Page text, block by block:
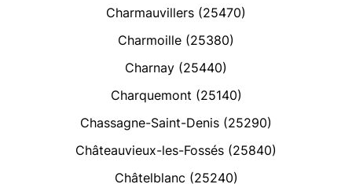
Charmauvillers (25470)
Charmoille (25380)
Charnay (25440)
Charquemont (25140)
Chassagne-Saint-Denis (25290)
Châteauvieux-les-Fossés (25840)
Châtelblanc (25240)